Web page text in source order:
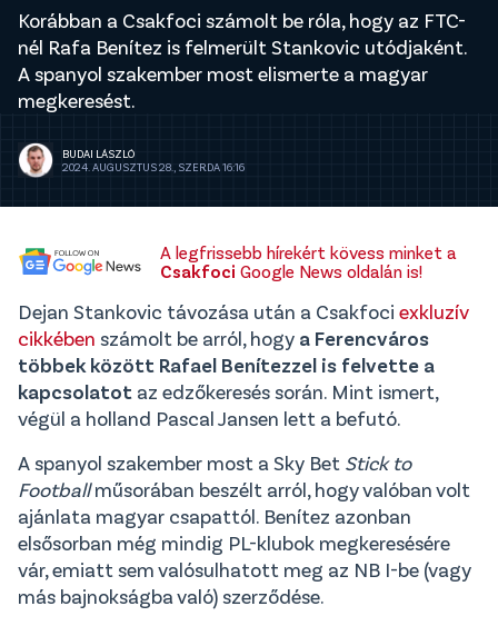
Korábban a Csakfoci számolt be róla, hogy az FTC-
nél Rafa Benítez is felmerült Stankovic utódjaként.
A spanyol szakember most elismerte a magyar
megkeresést.
BUDAI LÁSZLÓ
2024. AUGUSZTUS 28., SZERDA 16:16
A legfrissebb hírekért kövess minket a
Csakfoci Google News oldalán is!
Dejan Stankovic távozása után a Csakfoci exkluzív
cikkében számolt be arról, hogy a Ferencváros
többek között Rafael Benítezzel is felvette a
kapcsolatot az edzőkeresés során. Mint ismert,
végül a holland Pascal Jansen lett a befutó.
A spanyol szakember most a Sky Bet Stick to
Footballműsorában beszélt arról, hogy valóban volt
ajánlata magyar csapattól. Benítez azonban
elsősorban még mindig PL-klubok megkeresésére
vár, emiatt sem valósulhatott meg az NB I-be (vagy
más bajnokságba való) szerződése.